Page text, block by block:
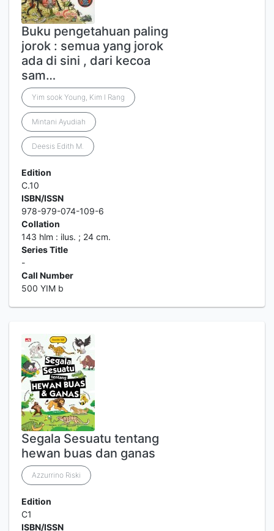
Buku pengetahuan paling
jorok : semua yang jorok
ada di sini , dari kecoa
sam…
Yim sook Young, Kim I Rang
Mintani Ayudiah
Deesis Edith M.
Edition
C.10
ISBN/ISSN
978-979-074-109-6
Collation
143 hlm : ilus. ; 24 cm.
Series Title
-
Call Number
500 YIM b
Segala Sesuatu tentang
hewan buas dan ganas
Azzurrino Riski
Edition
C1
ISBN/ISSN